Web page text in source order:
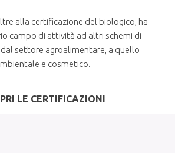
alla certificazione del biologico, ha
campo di attività ad altri schemi di
settore agroalimentare, a quello
e cosmetico.
LE CERTIFICAZIONI